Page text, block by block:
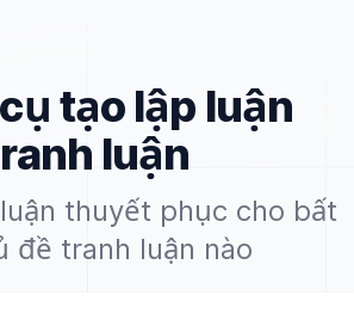
tạo lập luận
luận
thuyết phục cho bất
đề tranh luận nào